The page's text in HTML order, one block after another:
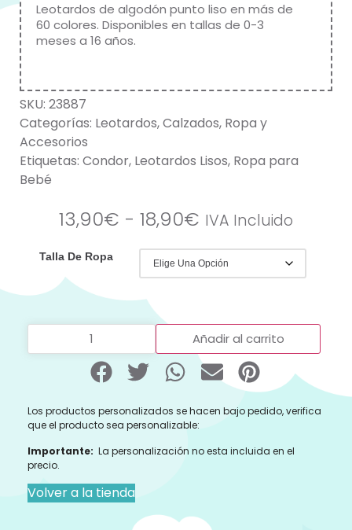
Leotardos de algodón punto liso en más de
60 colores. Disponibles en tallas de 0-3
meses a 16 años.
SKU: 23887
Categorías: Leotardos,Calzados, Ropa y
Accesorios
Etiquetas: Condor, Leotardos Lisos, Ropa para
Bebé
13,90€ - 18,90€ IVA Incluido
Talla De Ropa
Añadir al carrito
Los productos personalizados se hacen bajo pedido, verifica
que el producto sea personalizable:
Importante: La personalización no esta incluida en el
precio.
Volver a la tienda